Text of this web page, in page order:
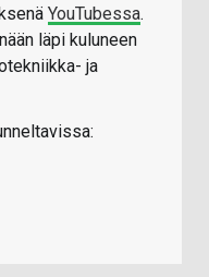
YouTubessa.
läpi kuluneen
ja